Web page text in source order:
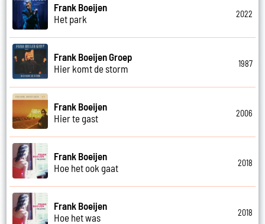
Frank Boeijen
Het park
2022
Frank Boeijen Groep
Hier komt de storm
1987
Frank Boeijen
Hier te gast
2006
Frank Boeijen
Hoe het ook gaat
2018
Frank Boeijen
Hoe het was
2018